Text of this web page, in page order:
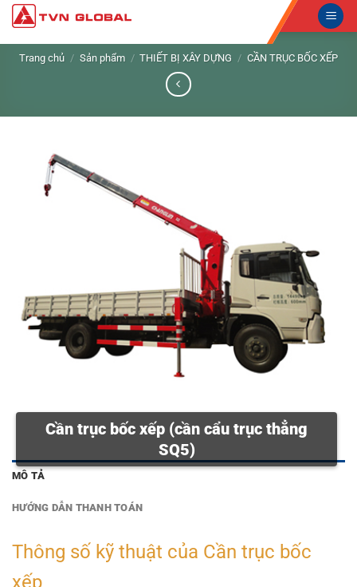
Skip
content
Trang chủ / Sản phẩm / THIẾT BỊ XÂY DỰNG / CẦN TRỤC BỐC XẾP
Cần trục bốc xếp (cần cẩu trục thẳng
SQ5)
MÔ TẢ
HƯỚNG DẪN THANH TOÁN
Thông số kỹ thuật của Cần trục bốc
xếp